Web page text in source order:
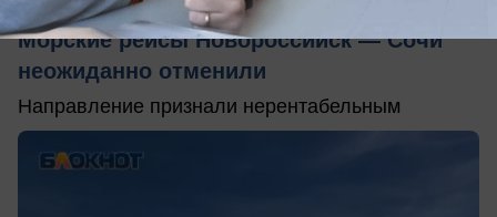
Общество
Морские рейсы Новороссийск — Сочи
неожиданно отменили
Направление признали нерентабельным